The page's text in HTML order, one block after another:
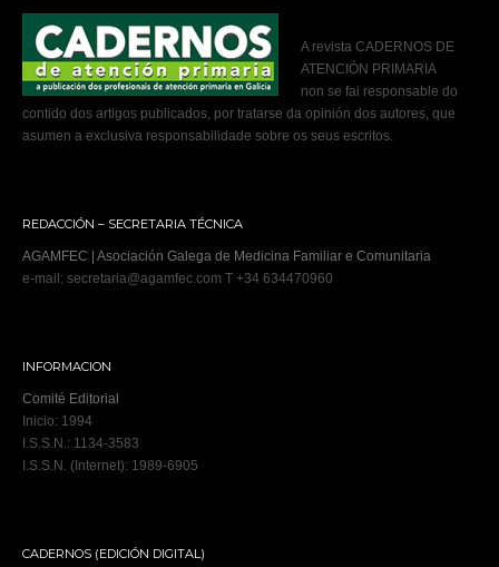
A revista CADERNOS DE
ATENCIÓN PRIMARIA
non se fai responsable do
contido dos artigos publicados, por tratarse da opinión dos autores, que
asumen a exclusiva responsabilidade sobre os seus escritos.
REDACCIÓN – SECRETARIA TÉCNICA
AGAMFEC | Asociación Galega de Medicina Familiar e Comunitaria
e-mail: secretaria@agamfec.com T +34 634470960
INFORMACION
Comité Editorial
Inicio: 1994
I.S.S.N.: 1134-3583
I.S.S.N. (Internet): 1989-6905
CADERNOS (EDICIÓN DIGITAL)